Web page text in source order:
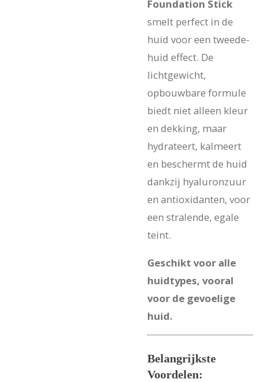
Foundation Stick
smelt perfect in de
huid voor een tweede-
huid effect. De
lichtgewicht,
opbouwbare formule
biedt niet alleen kleur
en dekking, maar
hydrateert, kalmeert
en beschermt de huid
dankzij hyaluronzuur
en antioxidanten, voor
een stralende, egale
teint.
Geschikt voor alle
huidtypes, vooral
voor de gevoelige
huid.
Belangrijkste
Voordelen: